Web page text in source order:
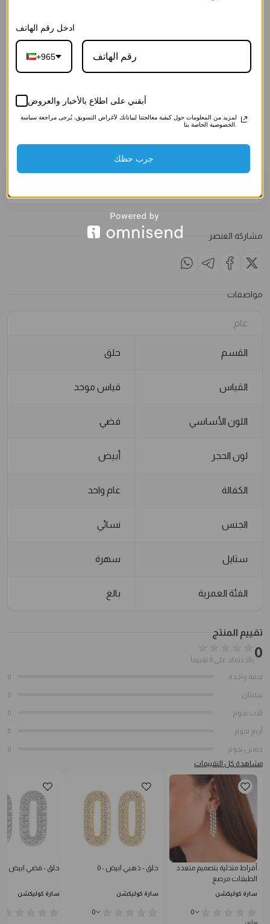
صناعي)
3.500 د.ك
الوردية(ورد
صناعي)
الفاخرة(ورد
صناعي)
الملاحظات
مشاركة العنصر
مواصفات
عام
القسم حلق
القياس قياس موحد
اللون الأساسي فضي
لون الحجر أبيض
الكفالة عام واحد
الجنس نسائي
ستايل سهرة
الفئة العمرية بالغ
تقييم المنتج
0بالاعتماد على 0 تقييماً
نجمة واحدة
0
نجمتان 0
ثلاث نجوم 0
أربع نجوم 0
خمس نجوم
0
مشاهدة كل التقييمات
أقراط متدلية بتصميم متعدد
الطبقات مرصع
سارة كوليكشن
0
يبدأ من
حلق - ذهبي ابيض - 0
سارة كوليكشن
0
حلق - فضي ابيض - 0
سارة كوليكشن
ادخل رقم الهاتف
+965
أبقني على اطلاع بالأخبار والعروض
لمزيد من المعلومات حول كيفية معالجتنا لبياناتك لأغراض التسويق، يُرجى مراجعة سياسة
جرب حظك